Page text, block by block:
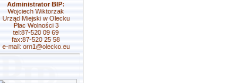
Administrator BIP:
Wojciech Wiktorzak
Urząd Miejski w Olecku
Plac Wolności 3
tel:87-520 09 69
fax:87-520 25 58
e-mail: orn1@olecko.eu